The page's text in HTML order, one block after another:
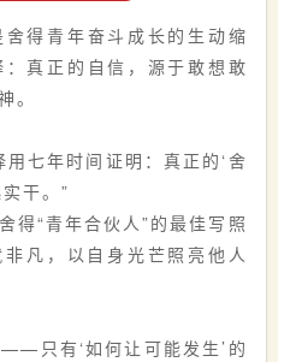
得青年奋斗成长的生动缩
真正的自信，源于敢想敢
。
七年时间证明：真正的‘舍
干。”
得“青年合伙人”的最佳写照
凡，以自身光芒照亮他人
只有‘如何让可能发生’的